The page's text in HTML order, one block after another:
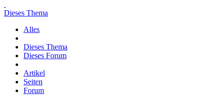
Dieses Thema
Alles
Dieses Thema
Dieses Forum
Artikel
Seiten
Forum